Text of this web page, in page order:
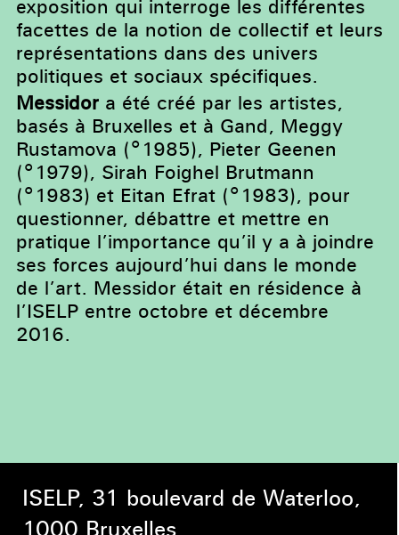
exposition qui interroge les différentes
facettes de la notion de collectif et leurs
représentations dans des univers
politiques et sociaux spécifiques.
Messidora été créé par les artistes,
basés à Bruxelles et à Gand, Meggy
Rustamova (°1985), Pieter Geenen
(°1979), Sirah Foighel Brutmann
(°1983) et Eitan Efrat (°1983), pour
questionner, débattre et mettre en
pratique l’importance qu’il y a à joindre
ses forces aujourd’hui dans le monde
de l’art. Messidor était en résidence à
l’ISELP entre octobre et décembre
2016.
ISELP, 31 boulevard de Waterloo,